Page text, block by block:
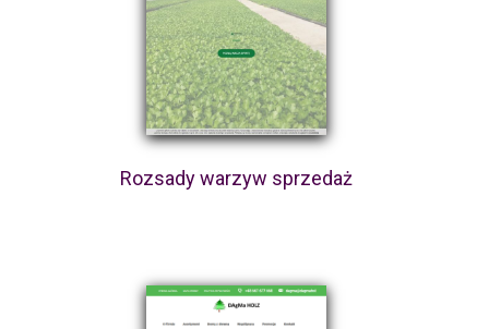
Rozsady warzyw sprzedaż